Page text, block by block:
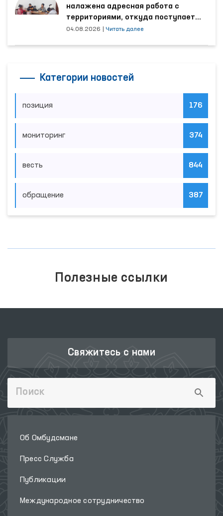
налажена адресная работа с
территориями, откуда поступает
наибольшее количество обращений
04.08.2026 Читать далее
Категории новостей
позиция 176
мониторинг 374
весть 844
обращение 387
Полезные ссылки
Свяжитесь с нами